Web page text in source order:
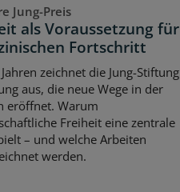
Jung-Preis
als Voraussetzung für
Fortschritt
zeichnet die Jung-Stiftung
aus, die neue Wege in der
eröffnet. Warum
Freiheit eine zentrale
– und welche Arbeiten
werden.